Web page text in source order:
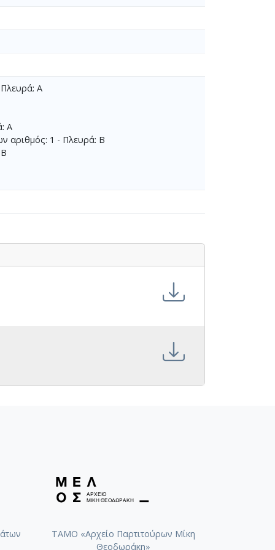
Α
Α
αριθμός: 1 - Πλευρά: Β
ΤΑΜΟ «Αρχείο Παρτιτούρων Μίκη
Θεοδωράκη»